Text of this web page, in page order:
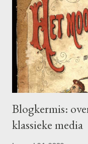
Blogkermis:
klassieke media